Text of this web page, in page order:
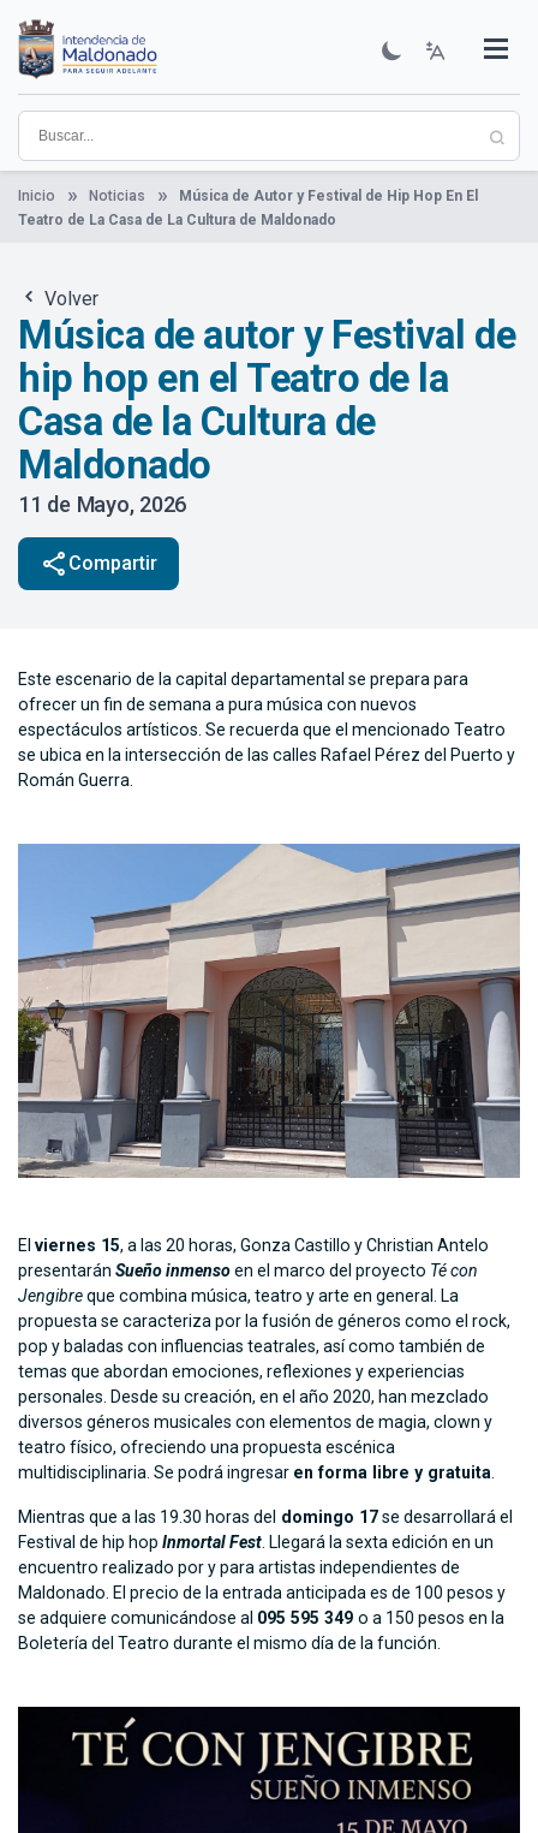
contenido
principal
Institucional
Municipios
Descubre Maldonado
Comunicación
Servicios
Guía De Trámites
Ver Noticias
Inicio Noticias
Música de Autor y Festival de Hip Hop En El
Teatro de La Casa de La Cultura de Maldonado
Volver
Música de autor y Festival de
hip hop en el Teatro de la
Casa de la Cultura de
Maldonado
11 de Mayo, 2026
share Compartir
Este escenario de la capital departamental se prepara para
ofrecer un fin de semana a pura música con nuevos
espectáculos artísticos. Se recuerda que el mencionado Teatro
se ubica en la intersección de las calles Rafael Pérez del Puerto y
Román Guerra.
El viernes 15, a las 20 horas, Gonza Castillo y Christian Antelo
presentarán Sueño inmensoen el marco del proyecto Té con
Jengibreque combina música, teatro y arte en general. La
propuesta se caracteriza por la fusión de géneros como el rock,
pop y baladas con influencias teatrales, así como también de
temas que abordan emociones, reflexiones y experiencias
personales. Desde su creación, en el año 2020, han mezclado
diversos géneros musicales con elementos de magia, clown y
teatro físico, ofreciendo una propuesta escénica
multidisciplinaria. Se podrá ingresar en forma libre y gratuita
Mientras que a las 19.30 horas del domingo 17se desarrollará el
Festival de hip hop Inmortal Fest . Llegará la sexta edición en un
encuentro realizado por y para artistas independientes de
Maldonado. El precio de la entrada anticipada es de 100 pesos y
se adquiere comunicándose al 095 595 349 o a 150 pesos en la
Boletería del Teatro durante el mismo día de la función.